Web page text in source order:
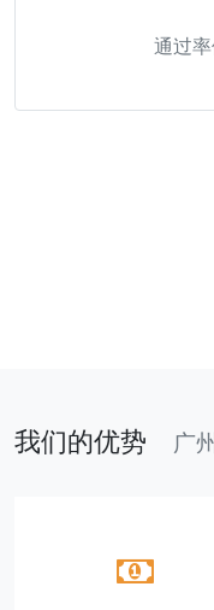
通过
我们的优势 广